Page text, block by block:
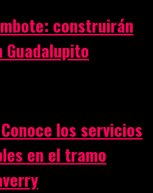
construirán
Guadalupito
los servicios
en el tramo